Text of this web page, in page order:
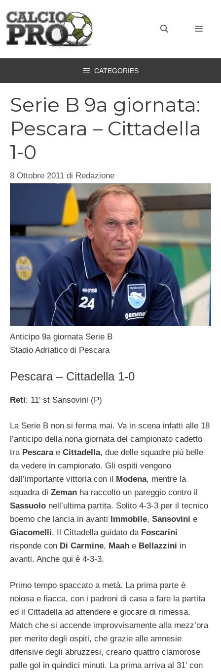
contenuto
CATEGORIES
Serie B 9a giornata:
Pescara – Cittadella
1-0
8 Ottobre 2011 di Redazione
Anticipo 9a giornata Serie B
Stadio Adriatico di Pescara
Pescara – Cittadella 1-0
Reti: 11′ st Sansovini (P)
La Serie B non si ferma mai. Va in scena infatti alle 18
l’anticipo della nona giornata del campionato cadetto
tra Pescarae Cittadella, due delle squadre più belle
da vedere in campionato. Gli ospiti vengono
dall’importante vittoria con il
Modena, mentre la
squadra di Zeman ha raccolto un pareggio contro il
Sassuolo nell’ultima partita. Solito 4-3-3 per il tecnico
boemo che lancia in avanti Immobile, Sansovini e
Giacomelli. Il Cittadella guidato da Foscarini
risponde con Di Carmine, Maah e Bellazzini in
avanti. Anche qui è 4-3-3.
Primo tempo spaccato a metà. La prima parte è
noiosa e fiacca, con i padroni di casa a fare la partita
ed il Cittadella ad attendere e giocare di rimessa.
Match che si accende improvvisamente alla mezz’ora
per merito degli ospiti, che grazie alle amnesie
difensive degli abruzzesi, creano quattro clamorose
palle gol in quindici minuti. La prima arriva al 31′ con